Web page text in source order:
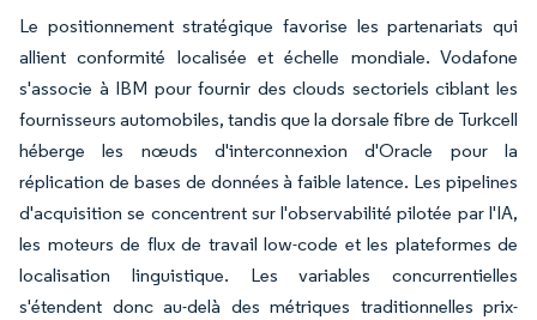
Le positionnement stratégique favorise les partenariats qui
allient conformité localisée et échelle mondiale. Vodafone
s'associe à IBM pour fournir des clouds sectoriels ciblant les
fournisseurs automobiles, tandis que la dorsale fibre de Turkcell
héberge les nœuds d'interconnexion d'Oracle pour la
réplication de bases de données à faible latence. Les pipelines
d'acquisition se concentrent sur l'observabilité pilotée par l'IA,
les moteurs de flux de travail low-code et les plateformes de
localisation linguistique. Les variables concurrentielles
s'étendent donc au-delà des métriques traditionnelles prix-